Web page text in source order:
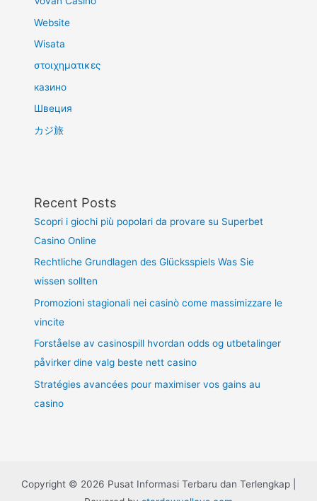
Website
Wisata
στοιχηματικες
казино
Швеция
カジ旅
Recent Posts
Scopri i giochi più popolari da provare su Superbet
Casino Online
Rechtliche Grundlagen des Glücksspiels Was Sie
wissen sollten
Promozioni stagionali nei casinò come massimizzare le
vincite
Forståelse av casinospill hvordan odds og utbetalinger
påvirker dine valg beste nett casino
Stratégies avancées pour maximiser vos gains au
casino
Copyright © 2026 Pusat Informasi Terbaru dan Terlengkap |